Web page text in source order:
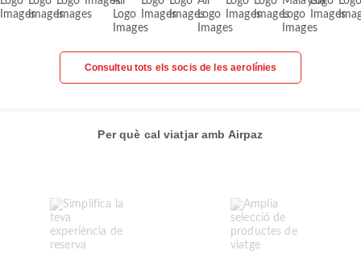
Consulteu tots els socis de les aerolínies
Per què cal viatjar amb Airpaz